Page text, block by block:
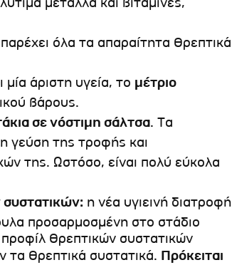
όλα τα απαραίτητα θρεπτικά
άριστη υγεία, το μέτριο
βάρους.
σε νόστιμη σάλτσα. Τα
γεύση της τροφής και
της. Ωστόσο, είναι πολύ εύκολα
η νέα υγιεινή διατροφή
προσαρμοσμένη στο στάδιο
θρεπτικών συστατικών
τα θρεπτικά συστατικά. Πρόκειται